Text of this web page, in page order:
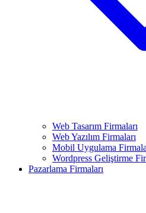
Web Tasarım Firmaları
Web Yazılım Firmaları
Mobil Uygulama
Wordpress Geliştirme
Pazarlama Firmaları